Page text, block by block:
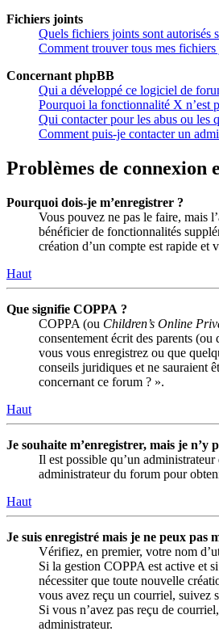
Fichiers joints
Quels fichiers joints sont autorisés
Comment trouver tous mes fichiers
Concernant phpBB
Qui a développé ce logiciel de
Pourquoi la fonctionnalité X n’est
Qui contacter pour les abus ou les
Comment puis-je contacter un
Problèmes de connexion
Pourquoi dois-je m’enregistrer ?
Vous pouvez ne pas le faire, mais
bénéficier de fonctionnalités
création d’un compte est rapide et
Haut
Que signifie COPPA ?
COPPA (ou Children’s Online
consentement écrit des parents
vous vous enregistrez ou que
conseils juridiques et ne sauraient
concernant ce forum ? ».
Haut
Je souhaite m’enregistrer, mais je n’y
Il est possible qu’un
administrateur du forum pour
Haut
Je suis enregistré mais je ne peux pas
Vérifiez, en premier, votre nom
Si la gestion COPPA est active et
nécessiter que toute nouvelle
vous avez reçu un courriel, suivez
Si vous n’avez pas reçu de
administrateur.